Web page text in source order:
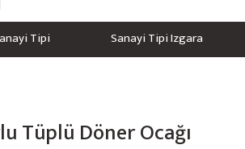
Tipi Sanayi Tipi Izgara
Tüplü Döner Ocağı